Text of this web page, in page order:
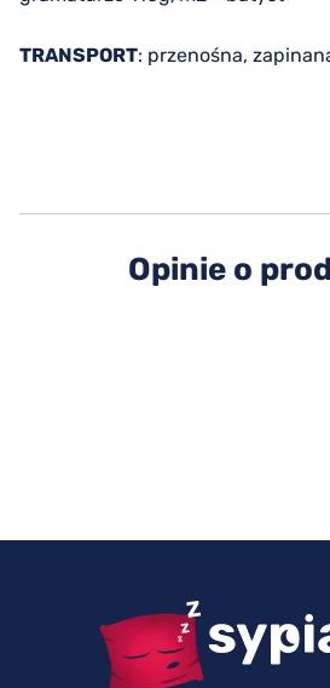
TRANSPORT: przenośna,
Opinie o